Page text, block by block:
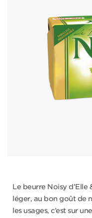
Le beurre Noisy d’Elle
léger, au bon goût de
les usages, c’est sur